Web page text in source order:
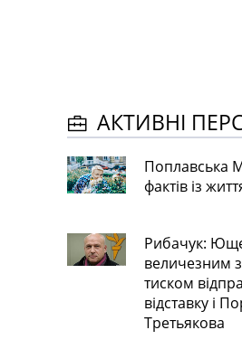
АКТИВНІ
Поплавська
фактів із
Рибачук:
величезним
тиском
відставку і
Третьякова